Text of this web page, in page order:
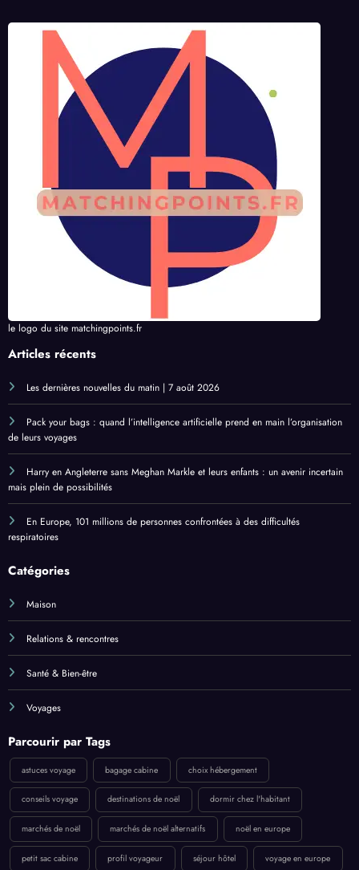
le logo du site matchingpoints.fr
Articles récents
Les dernières nouvelles du matin | 7 août 2026
Pack your bags : quand l’intelligence artificielle prend en main l’organisation
de leurs voyages
Harry en Angleterre sans Meghan Markle et leurs enfants : un avenir incertain
mais plein de possibilités
En Europe, 101 millions de personnes confrontées à des difficultés
respiratoires
Catégories
Maison
Relations & rencontres
Santé & Bien-être
Voyages
Parcourir par Tags
astuces voyage bagage cabine choix hébergement
conseils voyage destinations de noël dormir chez l'habitant
marchés de noël marchés de noël alternatifs noël en europe
petit sac cabine profil voyageur séjour hôtel voyage en europe